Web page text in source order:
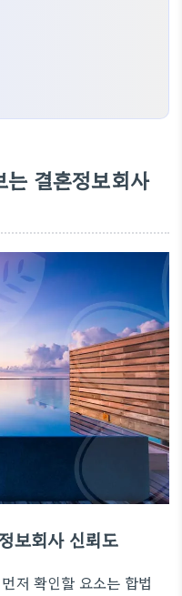
는 결혼정보회사
보회사 신뢰도
저 확인할 요소는 합법